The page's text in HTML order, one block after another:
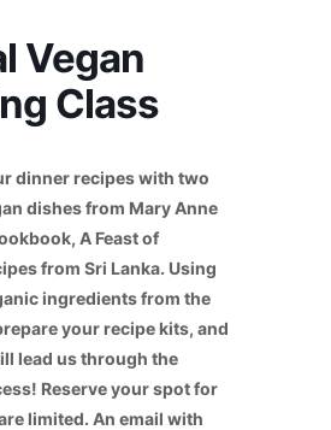
Vegan
Class
dinner recipes with two
dishes from Mary Anne
A Feast of
from Sri Lanka. Using
ingredients from the
your recipe kits, and
lead us through the
Reserve your spot for
limited. An email with